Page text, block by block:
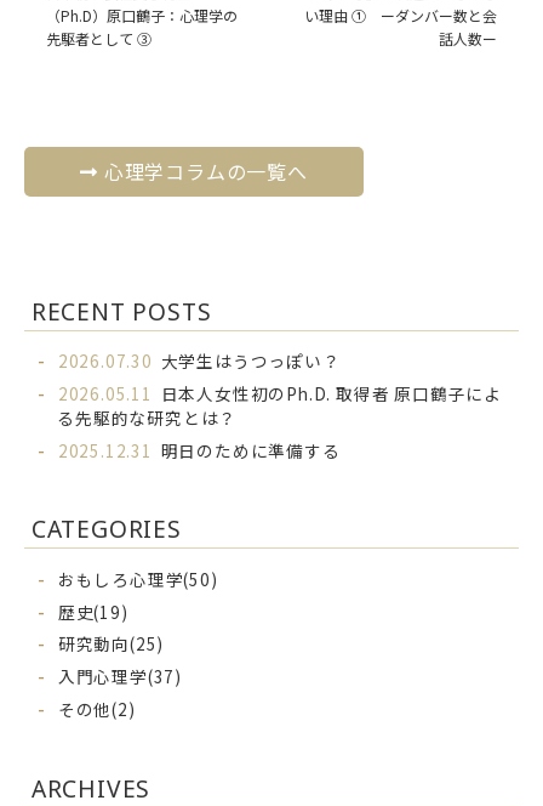
（Ph.D）原口鶴子：心理学の
先駆者として ③
い理由 ① ーダンバー数と会
話人数ー
心理学コラムの一覧へ
RECENT POSTS
2026.07.30 大学生はうつっぽい？
2026.05.11
日本人女性初のPh.D. 取得者 原口鶴子によ
る先駆的な研究とは？
2025.12.31 明日のために準備する
CATEGORIES
おもしろ心理学(50)
歴史(19)
研究動向(25)
入門心理学(37)
その他(2)
ARCHIVES